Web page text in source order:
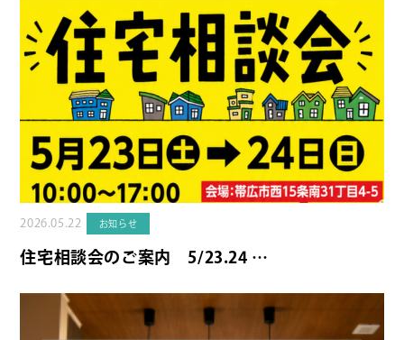
2026.05.22 お知らせ
住宅相談会のご案内 5/23.24 …